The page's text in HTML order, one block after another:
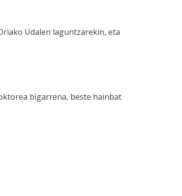
Udalen laguntzarekin, eta
bigarrena, beste hainbat